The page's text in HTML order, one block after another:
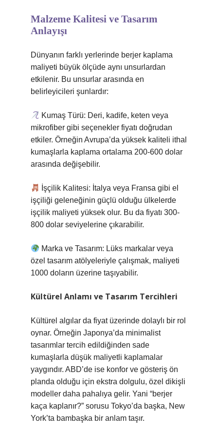
Malzeme Kalitesi ve Tasarım
Anlayışı
Dünyanın farklı yerlerinde berjer kaplama
maliyeti büyük ölçüde aynı unsurlardan
etkilenir. Bu unsurlar arasında en
belirleyicileri şunlardır:
Kumaş Türü: Deri, kadife, keten veya
mikrofiber gibi seçenekler fiyatı doğrudan
etkiler. Örneğin Avrupa’da yüksek kaliteli ithal
kumaşlarla kaplama ortalama 200-600 dolar
arasında değişebilir.
İşçilik Kalitesi: İtalya veya Fransa gibi el
işçiliği geleneğinin güçlü olduğu ülkelerde
işçilik maliyeti yüksek olur. Bu da fiyatı 300-
800 dolar seviyelerine çıkarabilir.
Marka ve Tasarım: Lüks markalar veya
özel tasarım atölyeleriyle çalışmak, maliyeti
1000 doların üzerine taşıyabilir.
Kültürel Anlamı ve Tasarım Tercihleri
Kültürel algılar da fiyat üzerinde dolaylı bir rol
oynar. Örneğin Japonya’da minimalist
tasarımlar tercih edildiğinden sade
kumaşlarla düşük maliyetli kaplamalar
yaygındır. ABD’de ise konfor ve gösteriş ön
planda olduğu için ekstra dolgulu, özel dikişli
modeller daha pahalıya gelir. Yani “berjer
kaça kaplanır?” sorusu Tokyo’da başka, New
York’ta bambaşka bir anlam taşır.